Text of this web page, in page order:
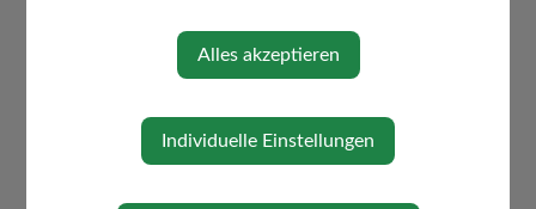
Alles akzeptieren
Individuelle Einstellungen